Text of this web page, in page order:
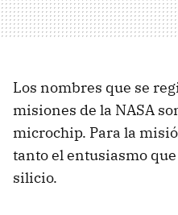
Los nombres que se
misiones de la NASA
microchip. Para la
tanto el entusiasmo
silicio.